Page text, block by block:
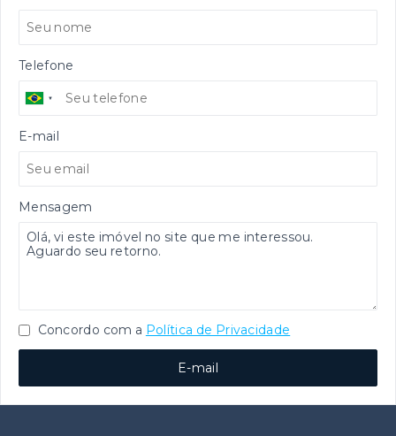
Telefone
E-mail
Mensagem
Concordo com a Política de Privacidade
E-mail